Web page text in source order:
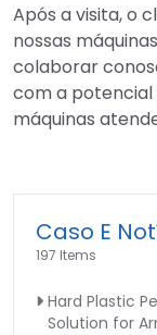
Após a visita, o
nossas
colaborar
com a potencial
máquinas
Caso E
197 Items
Hard Plastic
Solution for